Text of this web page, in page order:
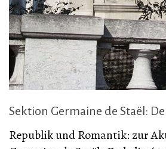
Sektion Germaine de Staël:
Republik und Romantik: zur